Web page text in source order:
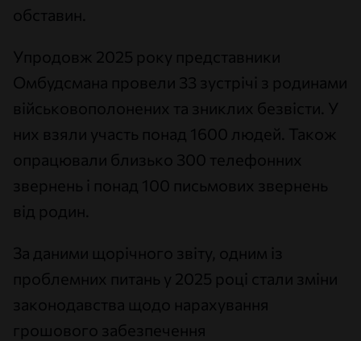
обставин.
Упродовж 2025 року представники
Омбудсмана провели 33 зустрічі з родинами
військовополонених та зниклих безвісти. У
них взяли участь понад 1600 людей. Також
опрацювали близько 300 телефонних
звернень і понад 100 письмових звернень
від родин.
За даними щорічного звіту, одним із
проблемних питань у 2025 році стали зміни
законодавства щодо нарахування
грошового забезпечення